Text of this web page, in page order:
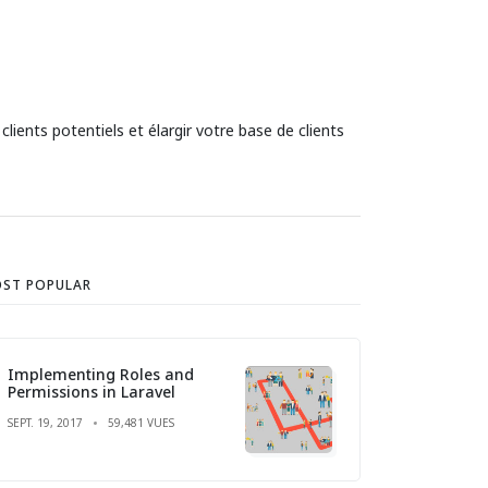
potentiels et élargir votre base de clients
POPULAR
Implementing Roles and
Permissions in Laravel
SEPT. 19, 2017 59,481 VUES